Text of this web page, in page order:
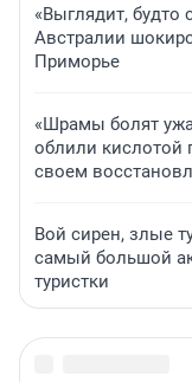
«Выглядит, будто
Австралии
Приморье
«Шрамы болят
облили кислотой
своем
Вой сирен, злые
самый большой
туристки